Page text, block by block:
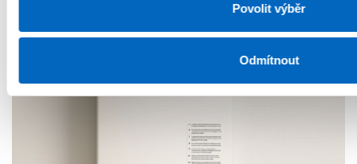
Povolit výběr
Odmítnout
Vytápění
Domácnost